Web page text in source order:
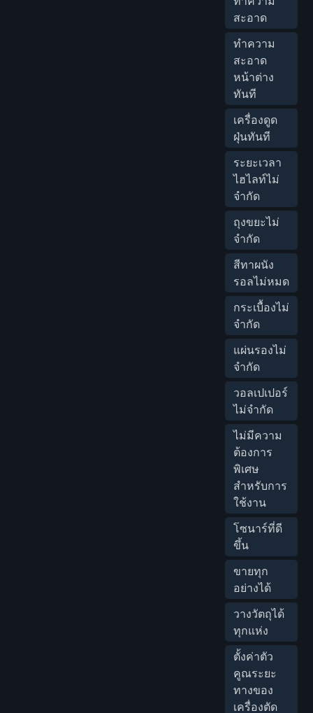
สะอาด
ทำความ
สะอาด
หน้าต่าง
ทันที
เครื่องดูด
ฝุ่นทันที
ระยะเวลา
ไฮไลท์ไม่
จำกัด
ถุงขยะไม่
จำกัด
สีทาผนัง
รอลไม่หมด
กระเบื้องไม่
จำกัด
แผ่นรองไม่
จำกัด
วอลเปเปอร์
ไม่จำกัด
ไม่มีความ
ต้องการ
พิเศษ
สำหรับการ
ใช้งาน
โซนาร์ที่ดี
ขึ้น
ขายทุก
อย่างได้
วางวัตถุได้
ทุกแห่ง
ตั้งค่าตัว
คูณระยะ
ทางของ
เครื่องตัด